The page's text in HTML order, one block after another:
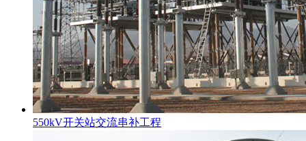
550kV开关站交流串补工程